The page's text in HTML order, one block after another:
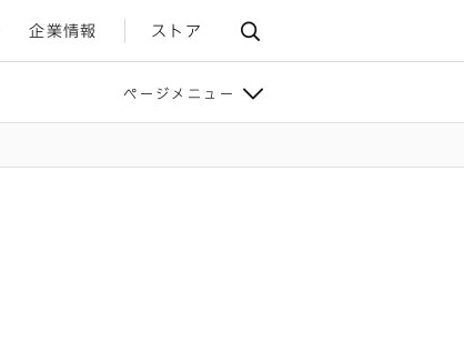
企業情報 ストア
ページメニュー